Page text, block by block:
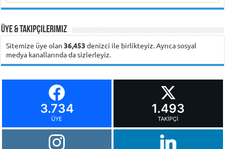
Üye & Takipçilerimiz
Sitemize üye olan36,453 denizci ile birlikteyiz. Ayrıca sosyal
medya kanallarında da sizlerleyiz.
3.734
ÜYE
1.493
TAKIPÇI